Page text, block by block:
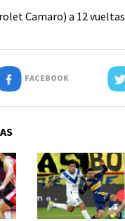
Camaro) a 12 vueltas
FACEBOOK